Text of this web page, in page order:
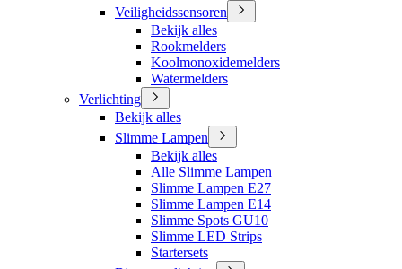
Veiligheidssensoren
Bekijk alles
Rookmelders
Koolmonoxidemelders
Watermelders
Verlichting
Bekijk alles
Slimme Lampen
Bekijk alles
Alle Slimme Lampen
Slimme Lampen E27
Slimme Lampen E14
Slimme Spots GU10
Slimme LED Strips
Startersets